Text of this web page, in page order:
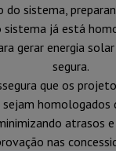
do sistema,
sistema já está
gerar energia
segura.
que os
homologados
atrasos
nas